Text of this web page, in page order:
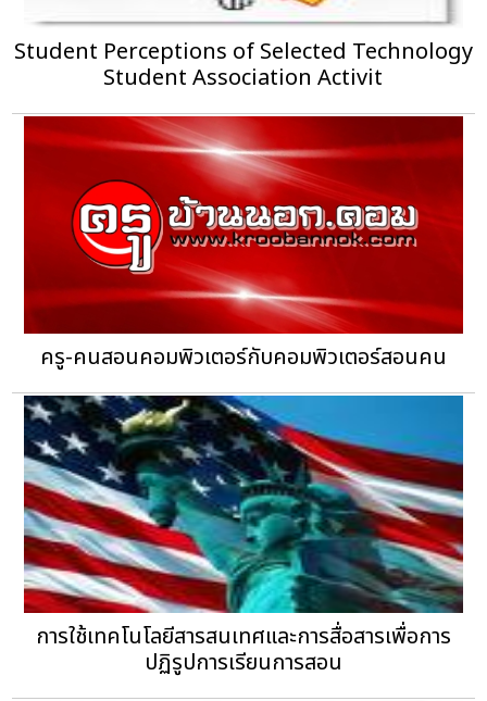
Student Perceptions of Selected Technology
Student Association Activit
ครู-คนสอนคอมพิวเตอร์กับคอมพิวเตอร์สอนคน
การใช้เทคโนโลยีสารสนเทศและการสื่อสารเพื่อการ
ปฏิรูปการเรียนการสอน